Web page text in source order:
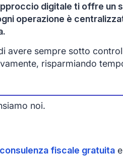
digitale ti offre un
operazione è
avere sempre sotto
risparmiando
noi.
fiscale gratuita